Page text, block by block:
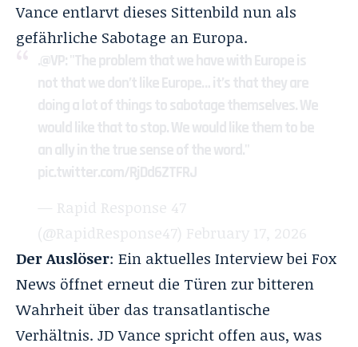
Vance entlarvt dieses Sittenbild nun als
gefährliche Sabotage an Europa.
.@VP: "The problem that we have with Europe is
not that we don’t like Europe… it’s that they are
doing a lot of things to sabotage themselves. We
would like that to stop. We would like them to be
an ally in the true sense of the word."
pic.twitter.com/RjDd6ZTFRJ
— Rapid Response 47
(@RapidResponse47) February 17, 2026
Der Auslöser: Ein aktuelles Interview bei Fox
News öffnet erneut die Türen zur bitteren
Wahrheit über das transatlantische
Verhältnis. JD Vance spricht offen aus, was